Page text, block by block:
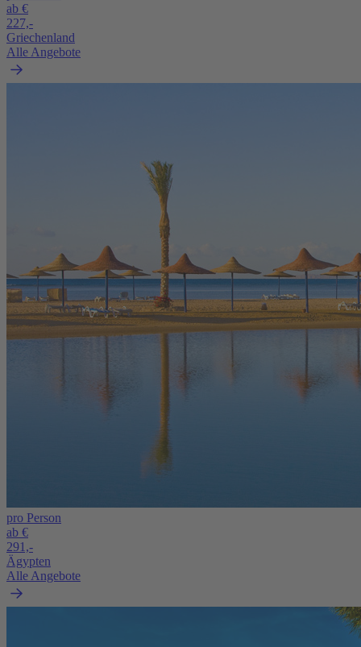
ab €
227,-
Griechenland
Alle Angebote
pro Person
ab €
291,-
Ägypten
Alle Angebote